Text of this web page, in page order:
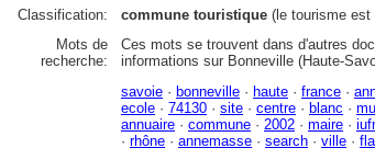
Classification:
commune touristique (le tourisme est
Mots de
recherche:
Ces mots se trouvent dans d'autres
informations sur Bonneville (Haute-
savoie · bonneville · haute · france ·
ecole · 74130 · site · centre · blanc ·
annuaire · commune · 2002 · maire ·
· rhône · annemasse · search · ville ·